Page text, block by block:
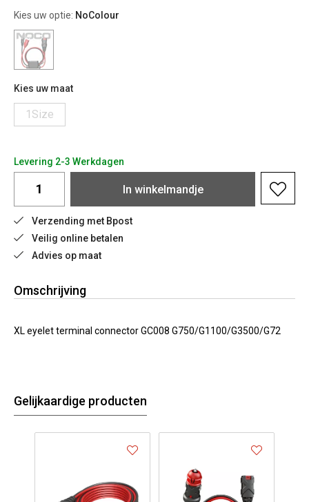
Kies uw optie: NoColour
Kies uw maat
1Size
Levering 2-3 Werkdagen
In winkelmandje
Verzending met Bpost
Veilig online betalen
Advies op maat
Omschrijving
XL eyelet terminal connector GC008 G750/G1100/G3500/G72
Gelijkaardige producten